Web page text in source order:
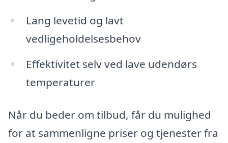
Lang levetid og lavt
vedligeholdelsesbehov
Effektivitet selv ved lave udendørs
temperaturer
Når du beder om tilbud, får du mulighed
for at sammenligne priser og tjenester fra